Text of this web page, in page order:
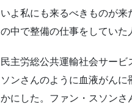
いよ私にも来るべきものが
の中で整備の仕事をしていた
民主労総公共運輸社会サー
ソンさんのように血液がん
かにした。ファン・スソン